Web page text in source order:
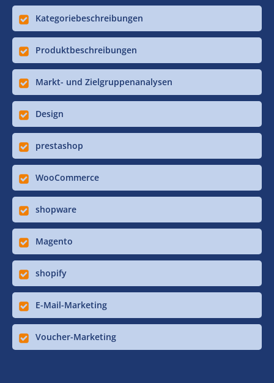
Kategoriebeschreibungen
Produktbeschreibungen
Markt- und Zielgruppenanalysen
Design
prestashop
WooCommerce
shopware
Magento
shopify
E-Mail-Marketing
Voucher-Marketing